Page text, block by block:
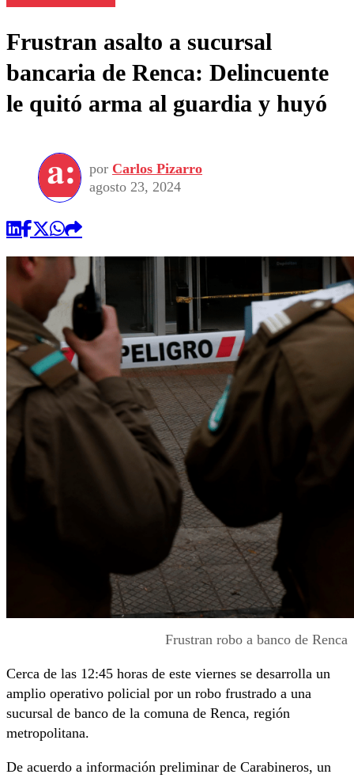
Frustran asalto a sucursal
bancaria de Renca: Delincuente
le quitó arma al guardia y huyó
por Carlos Pizarro
agosto 23, 2024
Frustran robo a banco de Renca
Cerca de las 12:45 horas de este viernes se desarrolla un
amplio operativo policial por un robo frustrado a una
sucursal de banco de la comuna de Renca, región
metropolitana.
De acuerdo a información preliminar de Carabineros, un